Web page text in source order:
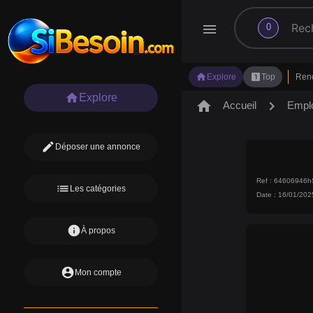
menu 0
search
home Explore looks_oneTop
home Explore
edit Déposer une annonce
list Les catégories
infoÀ propos
account_circle Mon compte
home Accueil chevron_right
Ref :
Date : 16/01/